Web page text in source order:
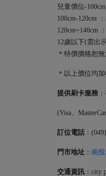
兒童價位-
100cm-120cm
120cm~140cm
12歲以下(需出
＊特價價格恕
＊以上價位均
提供刷卡服務
(Visa、
訂位電話 ：
門市地址 ： 南
交通資訊 ：city